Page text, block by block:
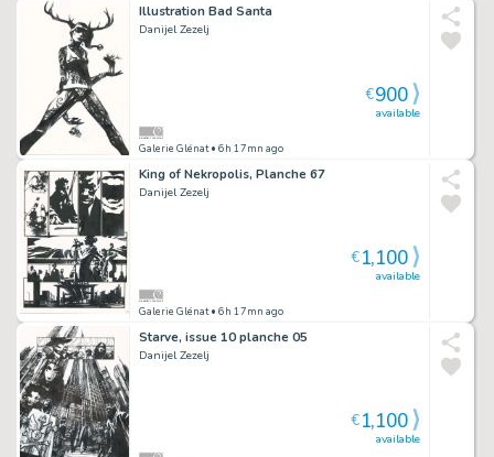
Illustration Bad Santa
Danijel Zezelj
Galerie Glénat• 6h 17mn ago
available
€900
King of Nekropolis, Planche 67
Danijel Zezelj
Galerie Glénat• 6h 17mn ago
available
€1,100
Starve, issue 10 planche 05
Danijel Zezelj
available
€1,100